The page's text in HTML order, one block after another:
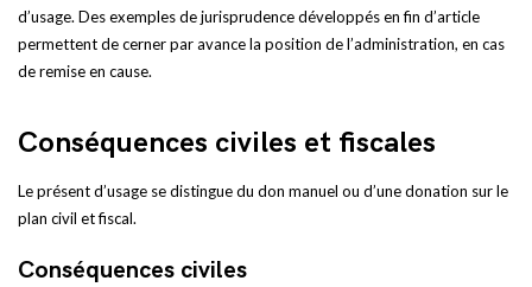
d’usage. Des exemples de jurisprudence développés en fin d’article
permettent de cerner par avance la position de l’administration, en cas
de remise en cause.
Conséquences civiles et fiscales
Le présent d’usage se distingue du don manuel ou d’une donation sur le
plan civil et fiscal.
Conséquences civiles